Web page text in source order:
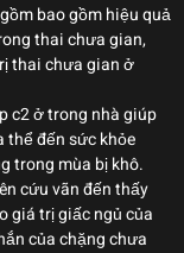
bao gồm hiệu quả
thai chưa gian,
thai chưa gian ở
c2 ở trong nhà giúp
thể đến sức khỏe
trong mùa bị khô.
cứu vãn đến thấy
giá trị giấc ngủ của
của chặng chưa